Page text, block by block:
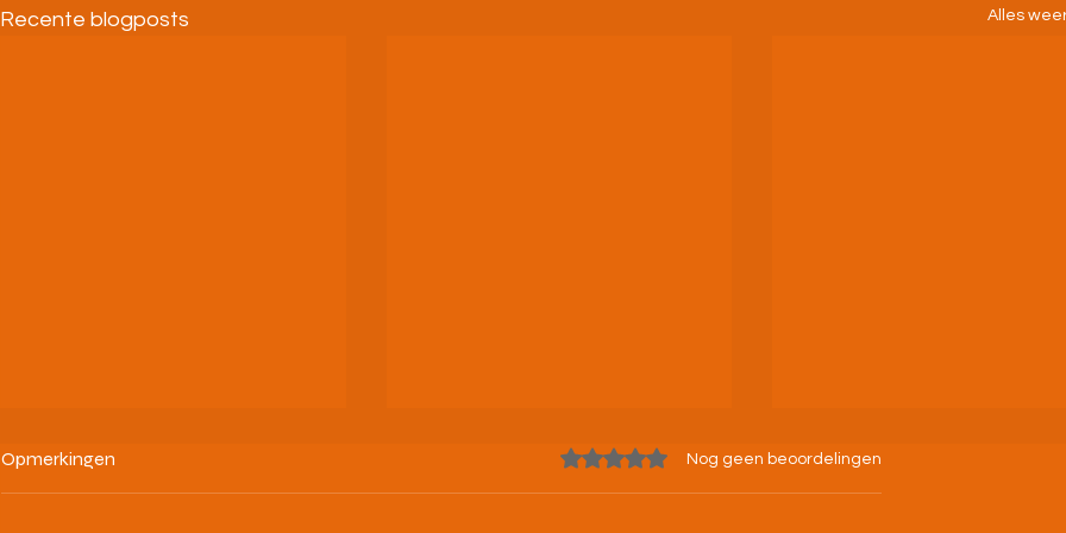
Recente blogposts Alles
Opmerkingen Beoordeeld met 0 uit 5 sterren.
Nog geen beoordelingen